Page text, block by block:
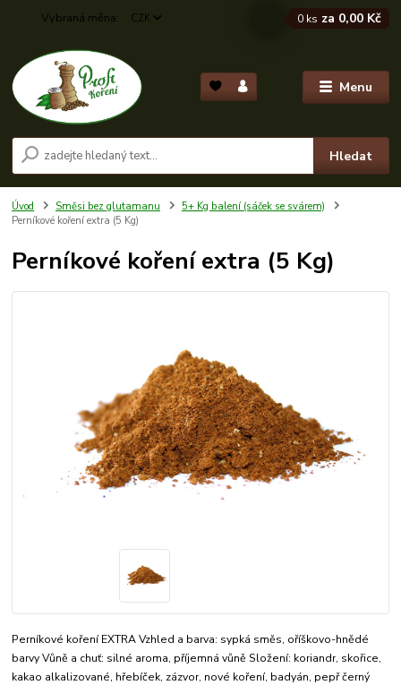
Menu
CZK
Hledat
0 ks za 0,00 Kč
Úvod Směsi bez glutamanu
5+ Kg balení (sáček se svárem)
Perníkové koření extra (5 Kg)
Perníkové koření extra (5 Kg)
Perníkové koření EXTRA Vzhled a barva: sypká směs, oříškovo-hnědé
barvy Vůně a chuť: silné aroma, příjemná vůně Složení: koriandr, skořice,
kakao alkalizované, hřebíček, zázvor, nové koření, badyán, pepř černý